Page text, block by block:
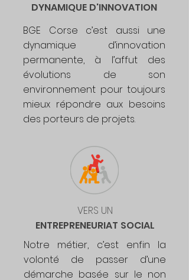
DYNAMIQUE D'INNOVATION
BGE Corse c’est aussi une
dynamique d’innovation
permanente, à l’affut des
évolutions de son
environnement pour toujours
mieux répondre aux besoins
des porteurs de projets.
VERS UN
ENTREPRENEURIAT SOCIAL
Notre métier, c’est enfin la
volonté de passer d’une
démarche basée sur le non